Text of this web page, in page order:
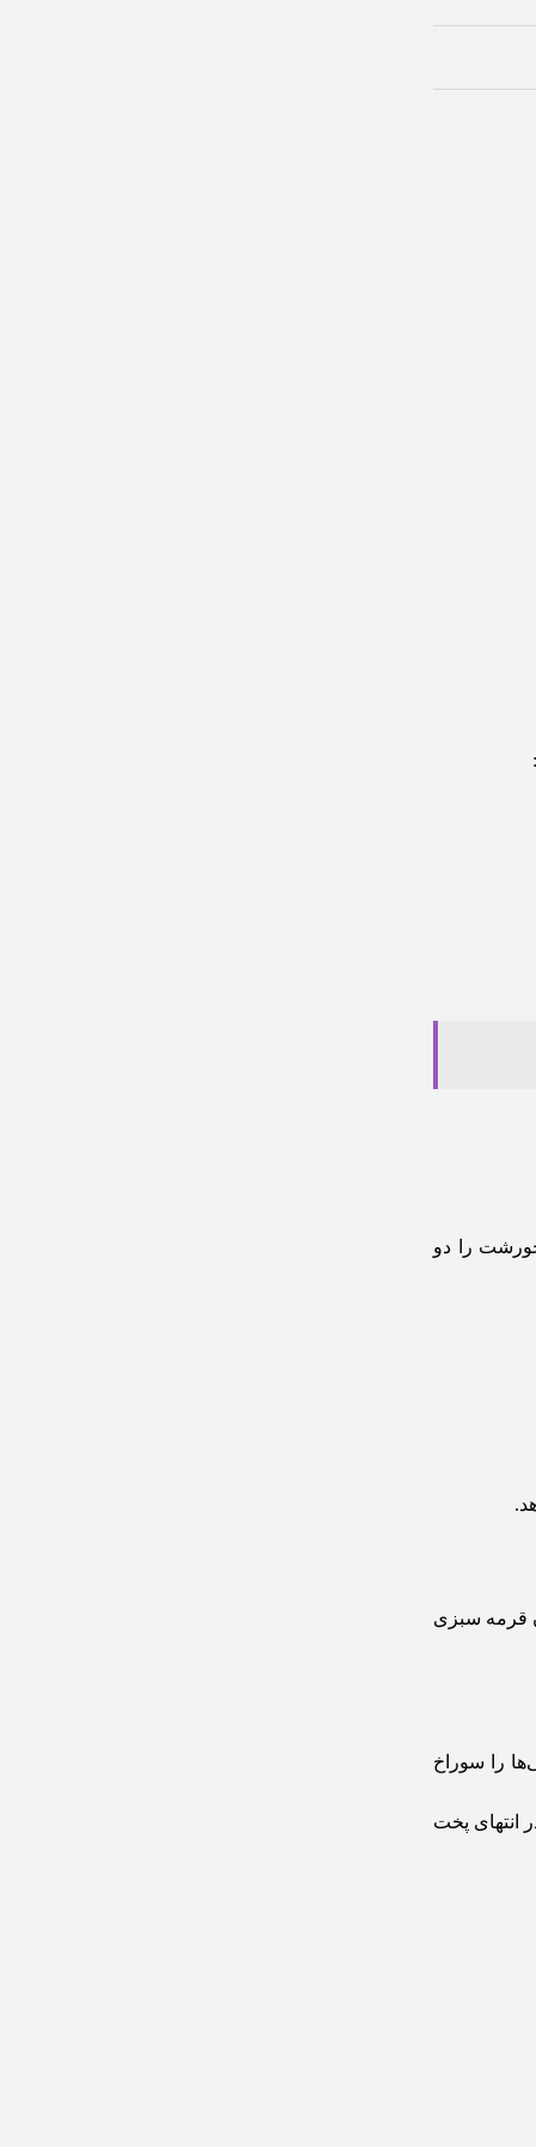
را دو
قرمه سبزی
را سوراخ
نرم شوند. در انتهای پخت